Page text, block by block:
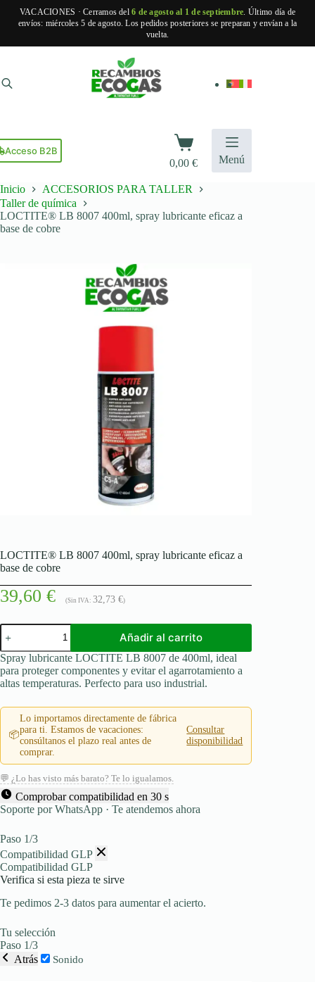
VACACIONES · Cerramos del6 de agosto al 1 de septiembre. Último día de
envíos: miércoles 5 de agosto. Los pedidos posteriores se preparan y envían a la
vuelta.
contenido
Acceso B2B
Carro
de
compra
0,00€ Menú
Inicio
ACCESORIOS PARA TALLER
Taller de química
LOCTITE® LB 8007 400ml, spray lubricante eficaz a
base de cobre
LOCTITE® LB 8007 400ml, spray lubricante eficaz a
base de cobre
39,60 € (Sin IVA: 32,73 €)
LOCTITE®
LB
8007
400ml,
spray
lubricante
a
de
cobre
cantidad
Añadir al carrito
Spray lubricante LOCTITE LB 8007 de 400ml, ideal
para proteger componentes y evitar el agarrotamiento a
altas temperaturas. Perfecto para uso industrial.
📦
Lo importamos directamente de fábrica
para ti. Estamos de vacaciones:
consúltanos el plazo real antes de
comprar.
Consultar
disponibilidad
💬 ¿Lo has visto más barato? Te lo igualamos.
Comprobar compatibilidad en 30 s
Soporte por WhatsApp · Te atendemos ahora
Paso 1/3
Compatibilidad GLP
Compatibilidad GLP
Verifica si esta pieza te sirve
Te pedimos 2-3 datos para aumentar el acierto.
Tu selección
Paso 1/3
Atrás
Sonido